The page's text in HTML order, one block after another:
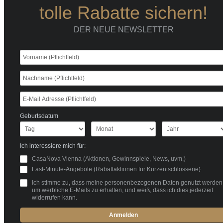
tolle Rabatte sichern!
DER NEUE NEWSLETTER
Geburtsdatum
Ich interessiere mich für:
CasaNova Vienna (Aktionen, Gewinnspiele, News, uvm.)
Last-Minute-Angebote (Rabattaktionen für Kurzentschlossene)
Ich stimme zu, dass meine personenbezogenen Daten genutzt
um werbliche E-Mails zu erhalten, und weiß, dass ich dies jederzeit
widerrufen kann.
Anmelden